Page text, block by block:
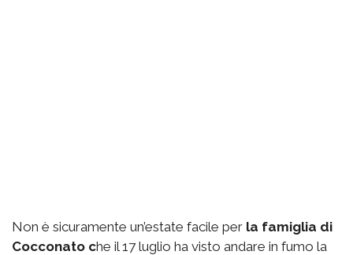
Non è sicuramente un’estate facile per la famiglia di
Cocconato che il 17 luglio ha visto andare in fumo la